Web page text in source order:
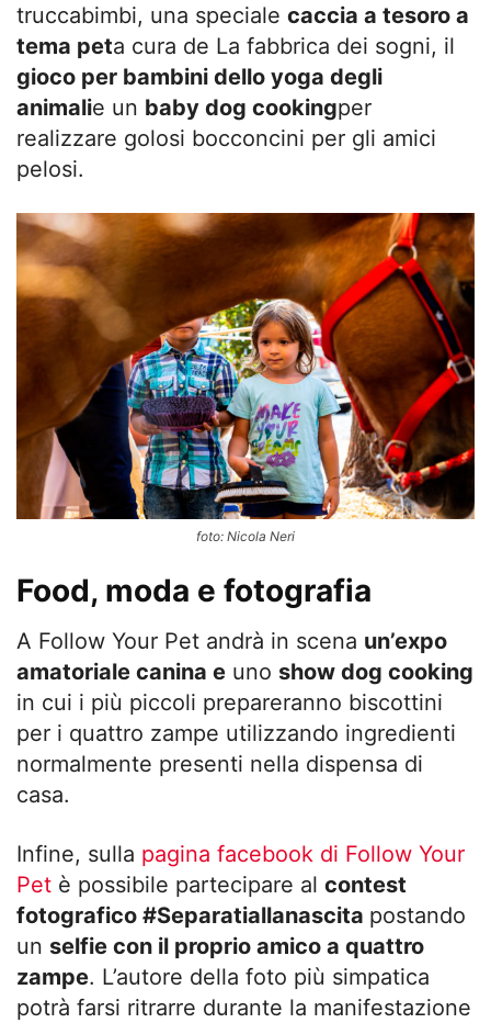
truccabimbi, una speciale caccia a tesoro a
tema peta cura de La fabbrica dei sogni, il
gioco per bambini dello yoga degli
animalie un baby dog cookingper
realizzare golosi bocconcini per gli amici
pelosi.
foto: Nicola Neri
Food, moda e fotografia
A Follow Your Pet andrà in scena un’expo
amatoriale canina e uno show dog cooking
in cui i più piccoli prepareranno biscottini
per i quattro zampe utilizzando ingredienti
normalmente presenti nella dispensa di
casa.
Infine, sulla pagina facebook di Follow Your
Pet è possibile partecipare al contest
fotografico #Separatiallanascita postando
un selfie con il proprio amico a quattro
zampe. L’autore della foto più simpatica
potrà farsi ritrarre durante la manifestazione